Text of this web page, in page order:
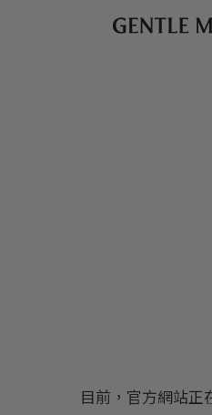
目前，官方網站正